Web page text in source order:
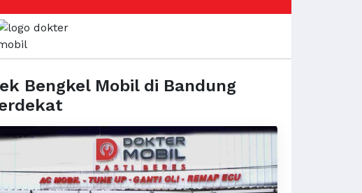
Bengkel Mobil di Bandung